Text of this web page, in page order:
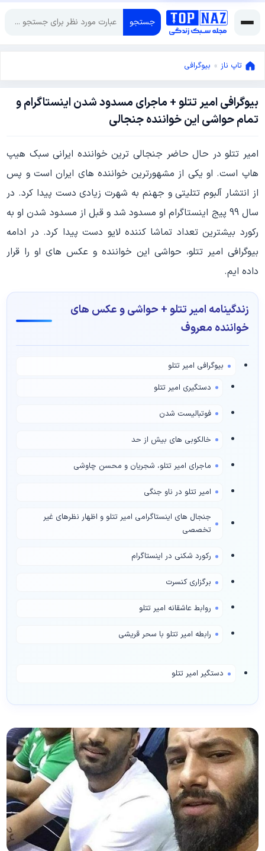
جستجو
تاپ ناز » بیوگرافی
بیوگرافی امیر تتلو + ماجرای مسدود شدن اینستاگرام و
تمام حواشی این خواننده جنجالی
دسامبر
6,
2023
امیر تتلو در حال حاضر جنجالی ترین خواننده ایرانی سبک هیپ
هاپ است. او یکی از مشهورترین خواننده های ایران است و پس
از انتشار آلبوم تتلیتی و جهنم به شهرت زیادی دست پیدا کرد. در
سال 99 پیج اینستاگرام او مسدود شد و قبل از مسدود شدن او به
رکورد بیشترین تعداد تماشا کننده لایو دست پیدا کرد. در ادامه
بیوگرافی امیر تتلو، حواشی این خواننده و عکس های او را قرار
داده ایم.
زندگینامه امیر تتلو + حواشی و عکس های
خواننده معروف
بیوگرافی امیر تتلو
دستگیری امیر تتلو
فوتبالیست شدن
خالکوبی های بیش از حد
ماجرای امیر تتلو، شجریان و محسن چاوشی
امیر تتلو در ناو جنگی
جنجال های اینستاگرامی امیر تتلو و اظهار نظرهای غیر
تخصصی
رکورد شکنی در اینستاگرام
برگزاری کنسرت
روابط عاشقانه امیر تتلو
رابطه امیر تتلو با سحر قریشی
دستگیر امیر تتلو